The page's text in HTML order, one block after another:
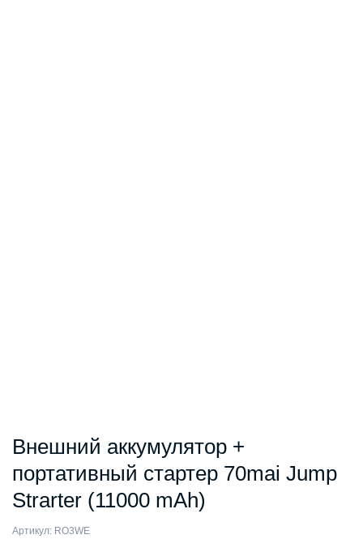
Внешний аккумулятор +
портативный стартер 70mai Jump
Strarter (11000 mAh)
Артикул: RO3WE